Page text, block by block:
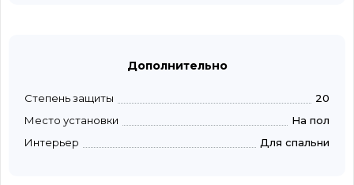
Дополнительно
Степень защиты
20
Место установки
На пол
Интерьер
Для спальни